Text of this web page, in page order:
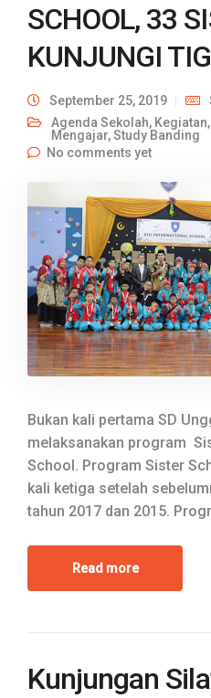
SCHOOL, 33
KUNJUNGI
September 25, 2019
Agenda Sekolah, Kegiatan,
Mengajar,Study Banding
No comments yet
Bukan kali pertama SD
melaksanakan program
School. Program Sister
kali ketiga setelah
tahun 2017 dan 2015.
Read more
Kunjungan